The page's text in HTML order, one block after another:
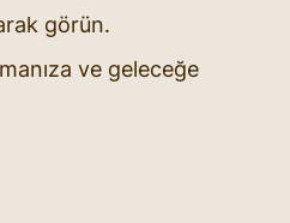
görün.
ve geleceğe